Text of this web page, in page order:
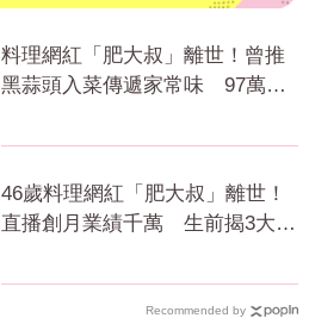
料理網紅「肥大叔」離世！曾推
黑蒜頭入菜傳遞家常味 97萬粉
46歲料理網紅「肥大叔」離世！
直播創月業績千萬 生前揭3大成
Recommended by